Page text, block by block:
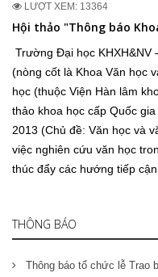
LƯỢT XEM: 13364
Hội thảo "Thông báo
Trường Đại học KHXH&NV
(nòng cốt là Khoa Văn học
học (thuộc Viện Hàn lâm
thảo khoa học cấp Quốc
2013 (Chủ đề: Văn học và
việc nghiên cứu văn học
thúc đẩy các hướng tiếp
THÔNG BÁO
Thông báo tổ chức lễ Trao